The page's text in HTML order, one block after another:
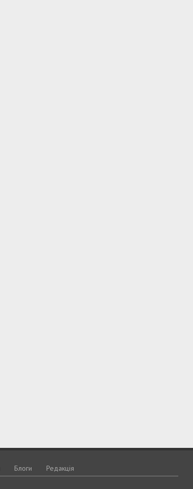
Блоги Редакція